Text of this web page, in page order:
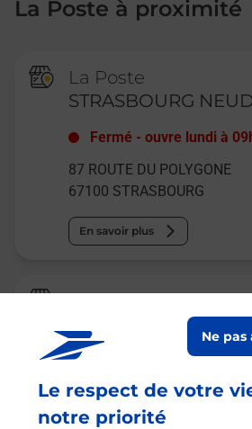
Le respect de votre
notre priorité
Ne
La Poste à proximité
La Poste
STRASBOURG
Fermé -ouvre lundi à
87 ROUTE DU POLYGONE
67100 STRASBOURG
En savoir plus
Relais Pickup
EPICERIE MILA
jusqu'à 21h00
18 RUE SAINT ALOISE
67100 STRASBOURG